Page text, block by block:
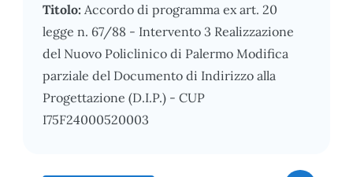
Titolo: Accordo di programma ex art. 20
legge n. 67/88 - Intervento 3 Realizzazione
del Nuovo Policlinico di Palermo Modifica
parziale del Documento di Indirizzo alla
Progettazione (D.I.P.) - CUP
I75F24000520003